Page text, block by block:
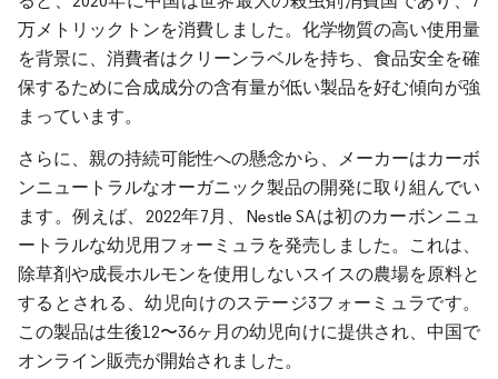
万メトリックトンを消費しました。化学物質の高い使用量
を背景に、消費者はクリーンラベルを持ち、食品安全を確
保するために合成成分の含有量が低い製品を好む傾向が強
まっています。
さらに、親の持続可能性への懸念から、メーカーはカーボ
ンニュートラルなオーガニック製品の開発に取り組んでい
ます。例えば、2022年7月、Nestle SAは初のカーボンニュ
ートラルな幼児用フォーミュラを発売しました。これは、
除草剤や成長ホルモンを使用しないスイスの農場を原料と
するとされる、幼児向けのステージ3フォーミュラです。
この製品は生後12〜36ヶ月の幼児向けに提供され、中国で
オンライン販売が開始されました。